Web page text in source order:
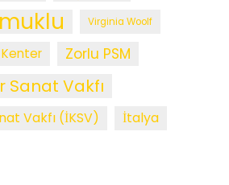
Virginia Woolf
Kenter Zorlu PSM
Sanat Vakfı
Vakfı (İKSV) İtalya